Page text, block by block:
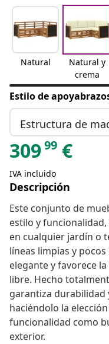
Natural
Natural y
crema
Estilo de
Estructura de
30999 €
IVA incluido
Descripción
Este conjunto de
estilo y
en cualquier jardín o
líneas limpias y
elegante y favorece
libre. Hecho
garantiza durabilidad
haciéndolo la
funcionalidad como
exterior.